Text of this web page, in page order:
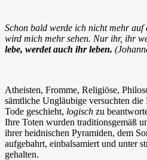
Schon bald werde ich nicht mehr auf
wird mich mehr sehen. Nur ihr, ihr
lebe, werdet auch ihr leben.
Atheisten, Fromme, Religiöse,
sämtliche Ungläubige versuchten
Tode geschieht, logisch zu
Ihre Toten wurden traditionsgemäß
ihrer heidnischen Pyramiden, dem
aufgebahrt, einbalsamiert und unter
gehalten.